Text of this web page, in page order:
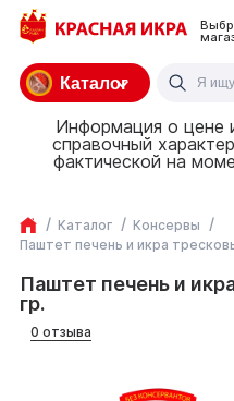
Каталог
Информация о цене
справочный
фактической на
Каталог
Консервы
Паштет печень и икра
Паштет печень и
гр.
0 отзыва